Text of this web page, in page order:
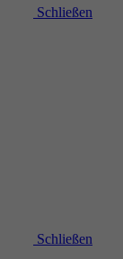
Schließen
Schließen